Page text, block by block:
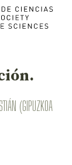
(GIPUZKOA